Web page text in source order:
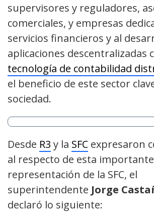
supervisores y reguladores,
comerciales, y empresas
servicios financieros y al
aplicaciones descentralizadas
tecnología de contabilidad
el beneficio de este sector
sociedad.
Desde R3 y la SFC expresaron
al respecto de esta
representación de la SFC, el
superintendente Jorge
declaró lo siguiente: